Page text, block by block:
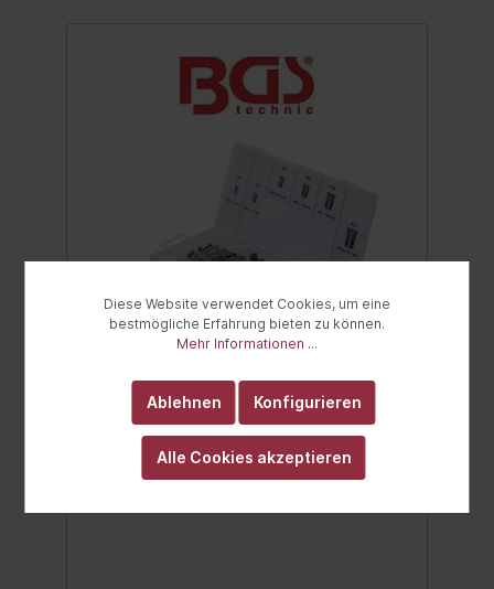
BGS Nietmuttern-Sortiment |
verzinkter Stahl | 150-tlg.
in praktischer, wiederverwendbarer
UniversalboxLieferumfang:40 Nietmuttern
Diese Website verwendet Cookies, um eine
bestmögliche Erfahrung bieten zu können.
Mehr Informationen ...
Ablehnen Konfigurieren
Alle Cookies akzeptieren